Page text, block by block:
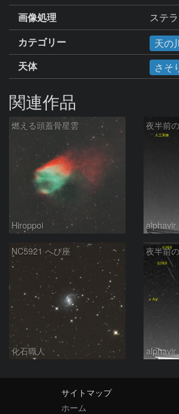
画像処理
ステ
カテゴリー
天の
天体
さそ
関連作品
燃える頭蓋骨星雲
Hiroppoi
夜半前
alphavir
NC5921 へび座
化石職人
夜半前
alphavir
サイトマップ
ホーム